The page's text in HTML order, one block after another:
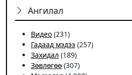
Ангилал
Видео (231)
Гадаад мэдээ (257)
Захидал (189)
Зөвлөгөө (307)